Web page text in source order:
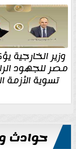
وزير الخارجية
مصر للجهود
تسوية الأزمة
حوادث